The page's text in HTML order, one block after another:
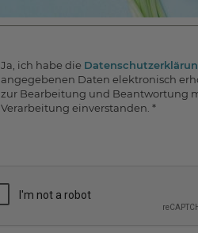
Ja, ich habe die
angegebenen Daten elektronisch
zur Bearbeitung und Beantwortung
Verarbeitung einverstanden. *